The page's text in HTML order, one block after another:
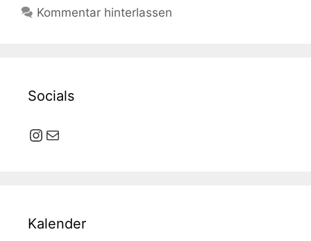
Kommentar hinterlassen
Socials
Instagram
E-Mail
Kalender